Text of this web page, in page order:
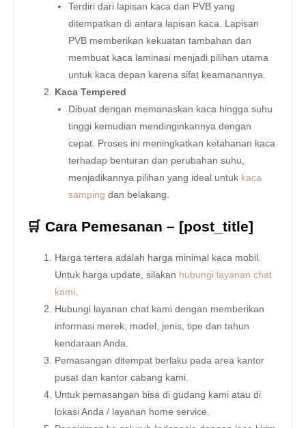
Terdiri dari lapisan kaca dan PVB yang
ditempatkan di antara lapisan kaca. Lapisan
PVB memberikan kekuatan tambahan dan
membuat kaca laminasi menjadi pilihan utama
untuk kaca depan karena sifat keamanannya.
Kaca Tempered
Dibuat dengan memanaskan kaca hingga suhu
tinggi kemudian mendinginkannya dengan
cepat. Proses ini meningkatkan ketahanan kaca
terhadap benturan dan perubahan suhu,
menjadikannya pilihan yang ideal untuk kaca
samping dan belakang.
🛒 Cara Pemesanan – [post_title]
Harga tertera adalah harga minimal kaca mobil.
Untuk harga update, silakan hubungi layanan chat
kami
Hubungi layanan chat kami dengan memberikan
informasi merek, model, jenis, tipe dan tahun
kendaraan Anda.
Pemasangan ditempat berlaku pada area kantor
pusat dan kantor cabang kami.
Untuk pemasangan bisa di gudang kami atau di
lokasi Anda / layanan home service.